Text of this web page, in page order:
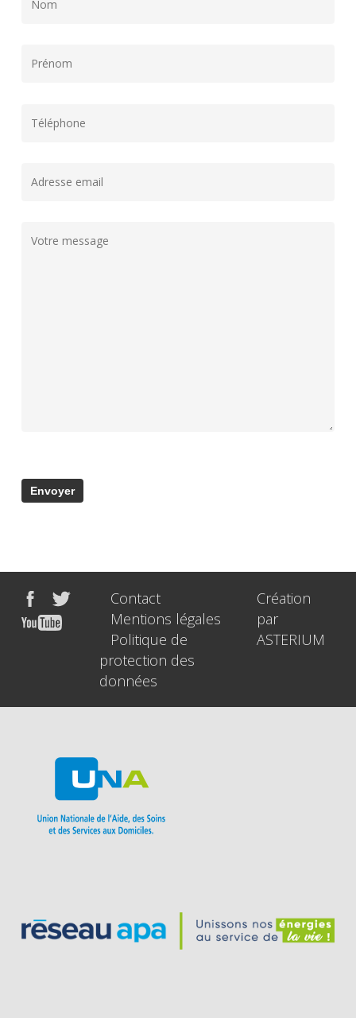
Contact
Mentions légales
Politique de
protection des
données
Création
par
ASTERIUM